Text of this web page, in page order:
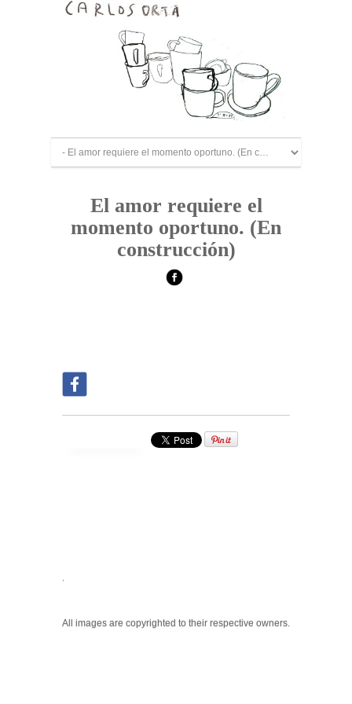
El amor requiere el
momento oportuno. (En
construcción)
.
All images are copyrighted to their respective owners.